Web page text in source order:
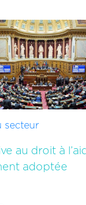
secteur
au droit à
adoptée